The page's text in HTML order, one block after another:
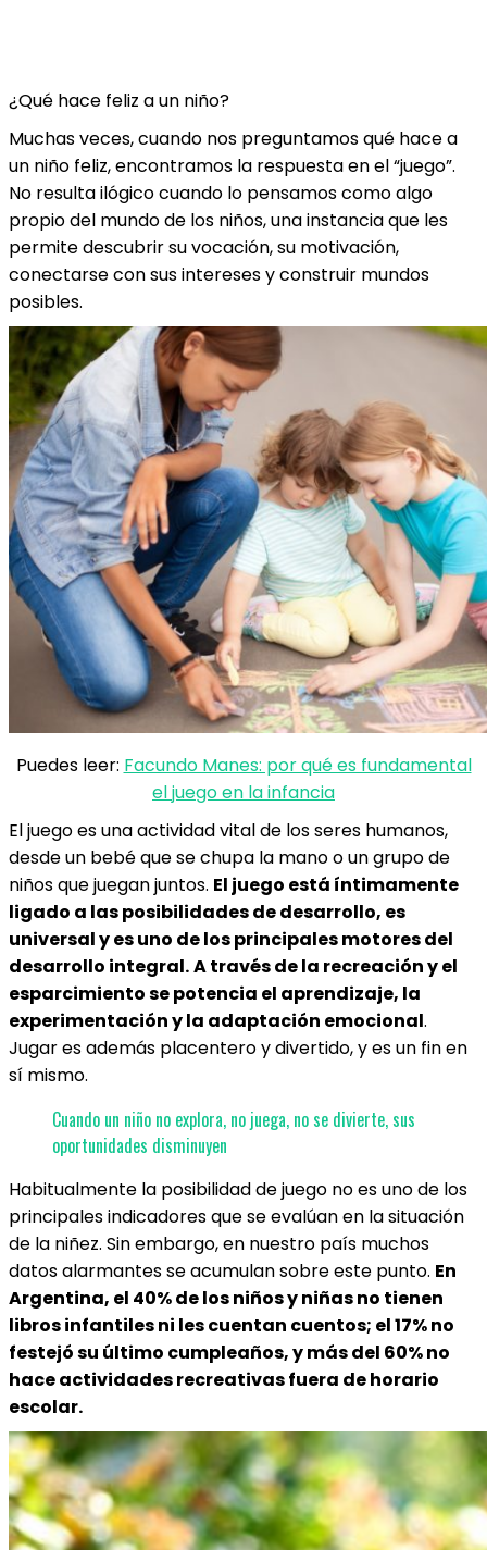
¿Qué hace feliz a un niño?
Muchas veces, cuando nos preguntamos qué hace a
un niño feliz, encontramos la respuesta en el “juego”.
No resulta ilógico cuando lo pensamos como algo
propio del mundo de los niños, una instancia que les
permite descubrir su vocación, su motivación,
conectarse con sus intereses y construir mundos
posibles.
Puedes leer: Facundo Manes: por qué es fundamental
el juego en la infancia
El juego es una actividad vital de los seres humanos,
desde un bebé que se chupa la mano o un grupo de
niños que juegan juntos. El juego está íntimamente
ligado a las posibilidades de desarrollo, es
universal y es uno de los principales motores del
desarrollo integral.A través de la recreación y el
esparcimiento se potencia el aprendizaje, la
experimentación y la adaptación emocional.
Jugar es además placentero y divertido, y es un fin en
sí mismo.
Cuando un niño no explora, no juega, no se divierte, sus
oportunidades disminuyen
Habitualmente la posibilidad de juego no es uno de los
principales indicadores que se evalúan en la situación
de la niñez. Sin embargo, en nuestro país muchos
datos alarmantes se acumulan sobre este punto. En
Argentina, el 40% de los niños y niñas no tienen
libros infantiles ni les cuentan cuentos; el 17% no
festejó su último cumpleaños, y más del 60% no
hace actividades recreativas fuera de horario
escolar.